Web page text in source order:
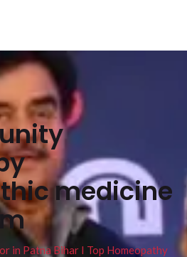
medicine
in Patna Bihar I Top Homeopathy